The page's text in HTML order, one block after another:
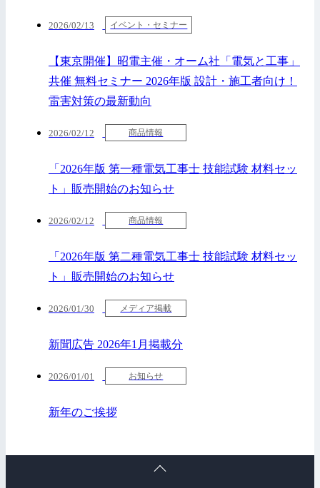
2026/02/13 イベント・セミナー
【東京開催】昭電主催・オーム社「電気と工事」
共催 無料セミナー 2026年版 設計・施工者向け！
雷害対策の最新動向
2026/02/12 商品情報
「2026年版 第一種電気工事士 技能試験 材料セッ
ト」販売開始のお知らせ
2026/02/12 商品情報
「2026年版 第二種電気工事士 技能試験 材料セッ
ト」販売開始のお知らせ
2026/01/30 メディア掲載
新聞広告 2026年1月掲載分
2026/01/01 お知らせ
新年のご挨拶